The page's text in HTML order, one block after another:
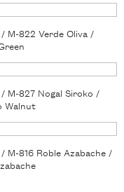
M-822 Verde Oliva /
M-827 Nogal Siroko /
Walnut
M-816 Roble Azabache /